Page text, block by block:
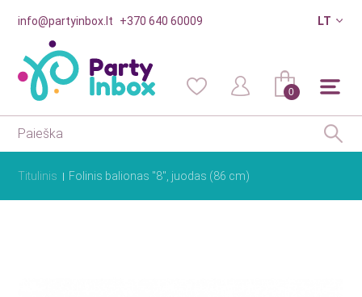
info@partyinbox.lt +370 640 60009 LT
0
Titulinis Folinis balionas "8", juodas (86 cm)